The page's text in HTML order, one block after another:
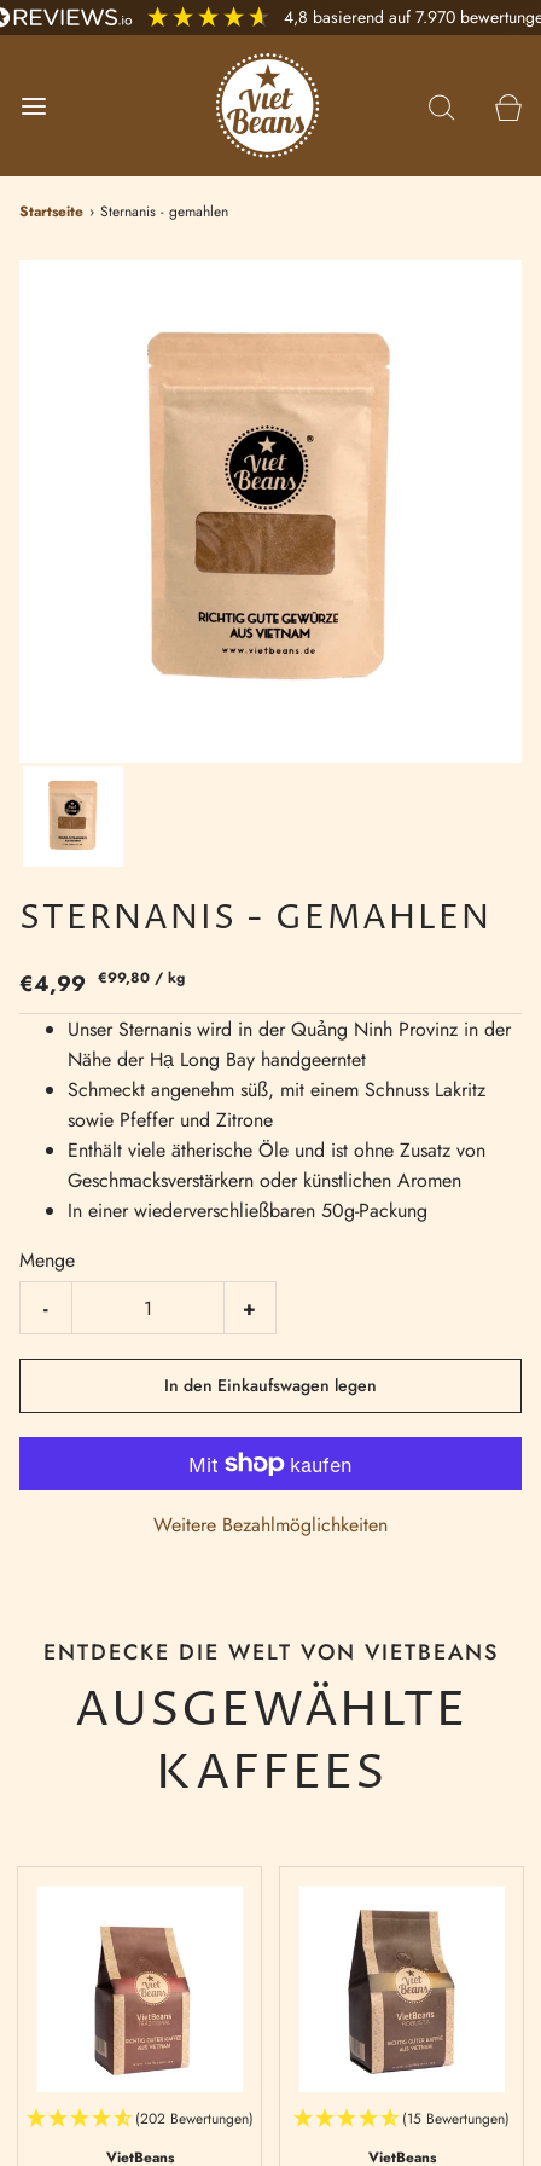
4,8 basierend auf 7.970
Startseite › Sternanis - gemahlen
STERNANIS - GEMAHLEN
€4,99 €99,80 / kg
Unser Sternanis wird in der Quảng Ninh Provinz in der
Nähe der Hạ Long Bay handgeerntet
Schmeckt angenehm süß, mit einem Schnuss Lakritz
sowie Pfeffer und Zitrone
Enthält viele ätherische Öle und ist ohne Zusatz von
Geschmacksverstärkern oder künstlichen Aromen
In einer wiederverschließbaren 50g-Packung
Menge
-
+
In den Einkaufswagen legen
Weitere Bezahlmöglichkeiten
ENTDECKE DIE WELT VON VIETBEANS
AUSGEWÄHLTE
KAFFEES
(202 Bewertungen)
VietBeans
(15 Bewertungen)
VietBeans